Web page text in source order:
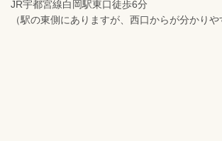
JR宇都宮線白岡駅東口徒歩6分
（駅の東側にありますが、西口からが分かりや